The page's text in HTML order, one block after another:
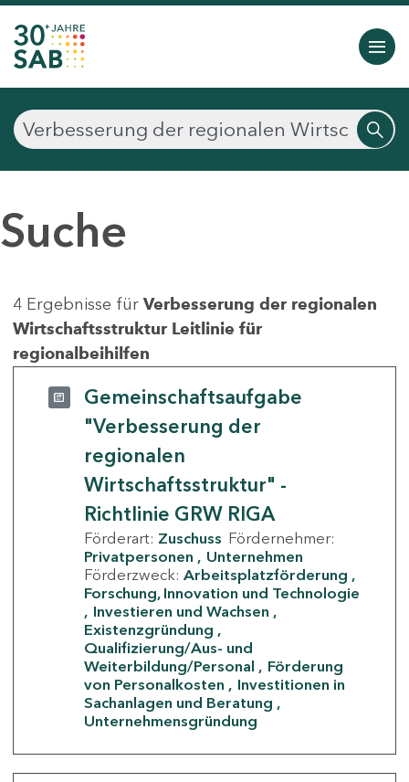
Suche
4 Ergebnisse für Verbesserung der regionalen
Wirtschaftsstruktur Leitlinie für
regionalbeihilfen
Gemeinschaftsaufgabe
"Verbesserung der
regionalen
Wirtschaftsstruktur" -
Richtlinie GRW RIGA
Förderart: Zuschuss Fördernehmer:
Privatpersonen
Unternehmen
Förderzweck: Arbeitsplatzförderung
Forschung, Innovation und Technologie
Investieren und Wachsen
Existenzgründung
Qualifizierung/Aus- und
Weiterbildung/Personal
Förderung
von Personalkosten
Investitionen in
Sachanlagen und Beratung
Unternehmensgründung